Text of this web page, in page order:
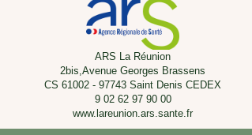
ARS La Réunion
2bis,Avenue Georges Brassens
CS 61002 - 97743 Saint Denis CEDEX
9 02 62 97 90 00
www.lareunion.ars.sante.fr